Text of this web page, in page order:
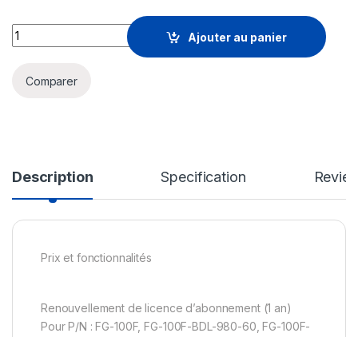
FortiGuard Industrial Security Service - renouvellement de
Ajouter au panier
Comparer
Description Specification
Prix et fonctionnalités
Renouvellement de licence d’abonnement (1 an)
Pour P/N : FG-100F, FG-100F-BDL-980-60, FG-100F-